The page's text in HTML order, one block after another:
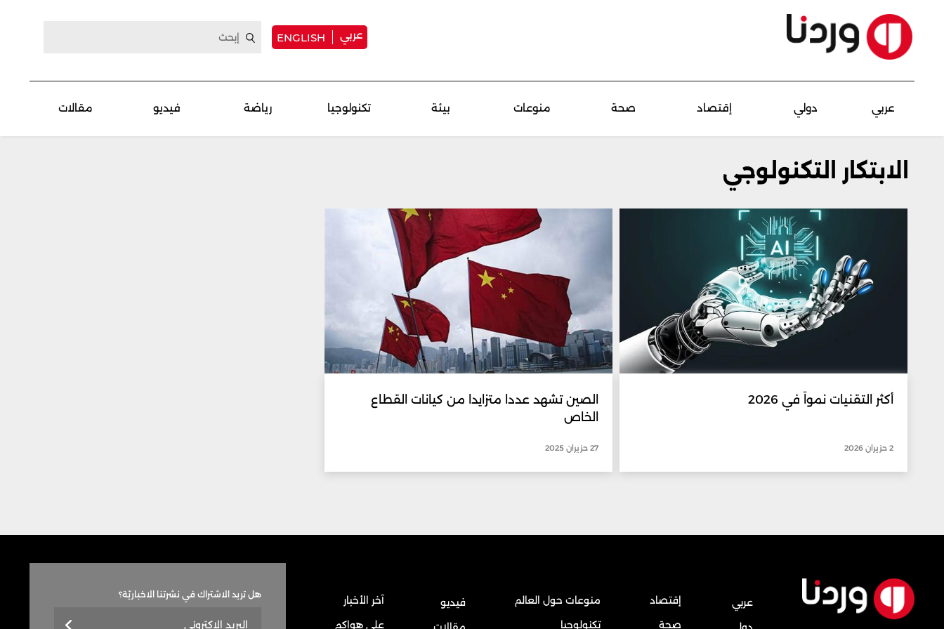
عربي ENGLISH
عربي دولي إقتصاد صحة منوعات بيئة تكنولوجيا رياضة فيديو مقالات
الابتكار التكنولوجي
أكثر التقنيات نمواً في 2026
2 حزيران 2026
الصين تشهد عددا متزايدا من كيانات القطاع
الخاص
27 حزيران 2025
عربي
إقتصاد
صحة
منوعات حول العالم
تكنولوجيا
فيديو
آخر الأخبار
على هواكم
هل تريد الاشتراك في نشرتنا الاخباريّة؟